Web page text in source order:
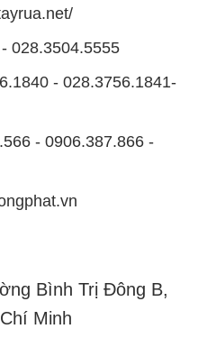
028.3504.5555
- 028.3756.1841-
- 0906.387.866 -
Bình Trị Đông B,
Minh